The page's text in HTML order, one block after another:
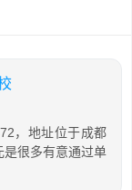
，地址位于成都
很多有意通过单